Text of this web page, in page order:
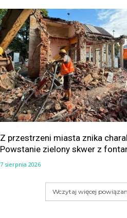
Z przestrzeni miasta znika
Powstanie zielony skwer z
7 sierpnia 2026
Wczytaj więcej